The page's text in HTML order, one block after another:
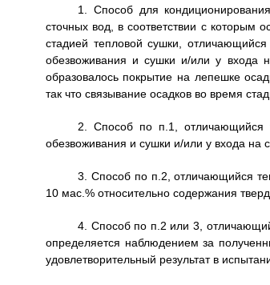
1. Способ для
сточных вод, в соответствии с которым
стадией тепловой сушки,
обезвоживания и сушки и/или у входа
образовалось покрытие на лепешке
так что связывание осадков во время
2. Способ по п.1, отличающийся
обезвоживания и сушки и/или у входа на
3. Способ по п.2, отличающийся
10 мас.% относительно содержания
4. Способ по п.2 или 3,
определяется наблюдением за
удовлетворительный результат в